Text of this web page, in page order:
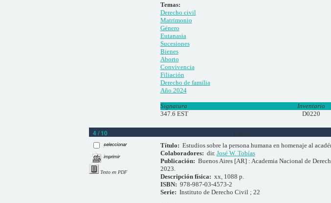
Temas:
Derecho civil
Matrimonio
Género
Eutanasia
Sucesiones
Bienes
Aborto
Convivencia
Filiación
Derecho de familia
Año 2024
Signatura Inventario
347.6 EST
D0220
4 / 10 Libros
seleccionar
imprimir
Texto en PDF
Título: Estudios sobre la persona humana en homenaje al
Colaboradores: dir. José W. Tobías
Publicación: Buenos Aires [AR] : Academia Nacional de
2023.
Descripción física: xx, 1088 p.
ISBN: 978-987-03-4573-2
Serie: Instituto de Derecho Civil ; 22